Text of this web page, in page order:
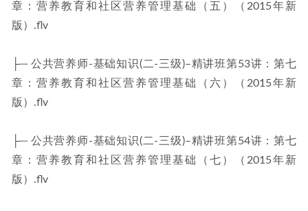
章：营养教育和社区营养管理基础（五）（2015年新
版）.flv
├─ 公共营养师-基础知识(二-三级)–精讲班第53讲：第七
章：营养教育和社区营养管理基础（六）（2015年新
版）.flv
├─ 公共营养师-基础知识(二-三级)–精讲班第54讲：第七
章：营养教育和社区营养管理基础（七）（2015年新
版）.flv